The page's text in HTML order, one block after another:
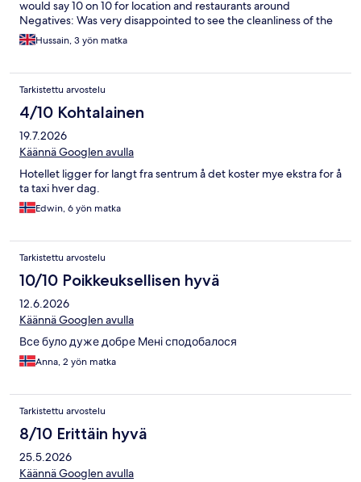
would say 10 on 10 for location and restaurants around
Negatives: Was very disappointed to see the cleanliness of the
hotel room, the bedsheets had stains on it, the room smelled
like socks/shoes stink, no proper ventilation except to open
provided in the toileteries. Breakfast was good but it wasnt
refilled by the staff regularly. You have to ask everytime you
need egg/bread etc. Also one key per room was available
despite the fact that room had multiple guests.
Hussain, 3 yön matka
Tarkistettu arvostelu
4/10 Kohtalainen
19.7.2026
Käännä Googlen avulla
Hotellet ligger for langt fra sentrum å det koster mye ekstra for å
ta taxi hver dag.
Edwin, 6 yön matka
Tarkistettu arvostelu
10/10 Poikkeuksellisen hyvä
12.6.2026
Käännä Googlen avulla
Все було дуже добре Мені сподобалося
Anna, 2 yön matka
Tarkistettu arvostelu
8/10 Erittäin hyvä
25.5.2026
Käännä Googlen avulla